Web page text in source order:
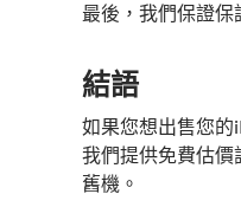
最後，我們保證保
結語
如果您想出售您的
我們提供免費估價
舊機。